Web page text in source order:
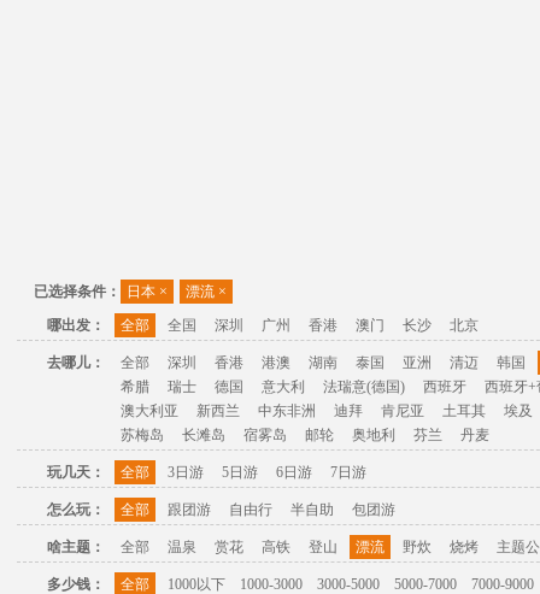
已选择条件： 日本 × 漂流 ×
哪出发：
全部 全国 深圳 广州 香港 澳门 长沙 北京
去哪儿： 全部 深圳 香港 港澳 湖南 泰国 亚洲 清迈
韩国
希腊
瑞士 德国 意大利 法瑞意(德国) 西班牙
西班牙+
澳大利亚
新西兰 中东非洲 迪拜 肯尼亚 土耳其
埃及
苏梅岛
长滩岛 宿雾岛 邮轮 奥地利 芬兰 丹麦
玩几天： 全部 3日游 5日游 6日游 7日游
怎么玩： 全部 跟团游 自由行 半自助 包团游
啥主题： 全部 温泉 赏花 高铁 登山 漂流 野炊 烧烤 主题
多少钱： 全部 1000以下 1000-3000 3000-5000 5000-7000
7000-9000